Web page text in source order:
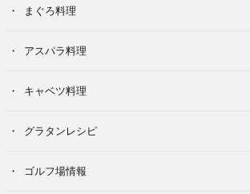
まぐろ料理
アスパラ料理
キャベツ料理
グラタンレシピ
ゴルフ場情報